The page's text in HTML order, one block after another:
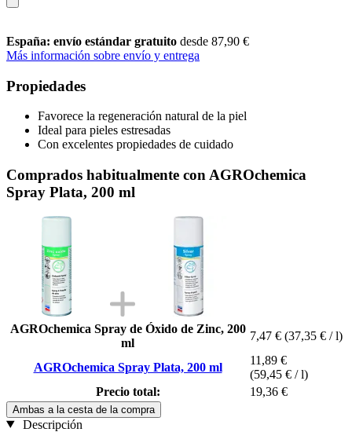
España: envío estándar gratuito desde 87,90 €
Más información sobre envío y entrega
Propiedades
Favorece la regeneración natural de la piel
Ideal para pieles estresadas
Con excelentes propiedades de cuidado
Comprados habitualmente con AGROchemica
Spray Plata, 200 ml
AGROchemica Spray de Óxido de Zinc, 200
ml
7,47 € (37,35 € / l)
AGROchemica Spray Plata, 200 ml
11,89 €
(59,45 € / l)
Precio total:
19,36 €
Ambas a la cesta de la compra
Descripción